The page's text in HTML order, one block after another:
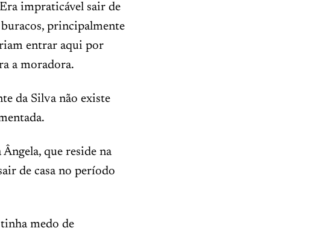
impraticável sair de
principalmente
entrar aqui por
a moradora.
da Silva não existe
que reside na
de casa no período
medo de